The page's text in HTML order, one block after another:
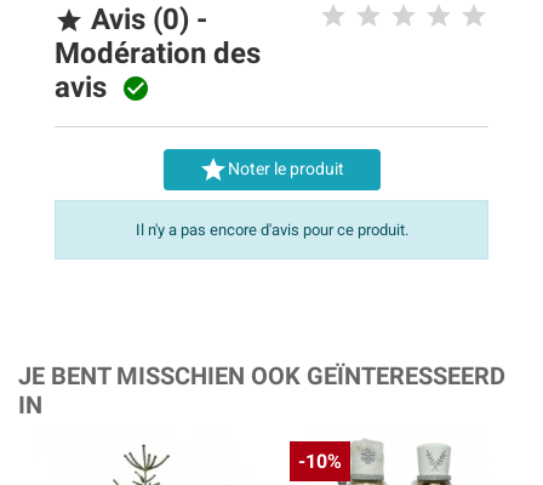
 Avis (0) -
Modération des
avis 
Noter le produit
Il n'y a pas encore d'avis pour ce produit.
JE BENT MISSCHIEN OOK GEÏNTERESSEERD
IN
-10%